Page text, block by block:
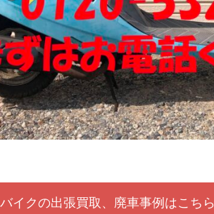
イクの出張買取、廃車事例はこちら